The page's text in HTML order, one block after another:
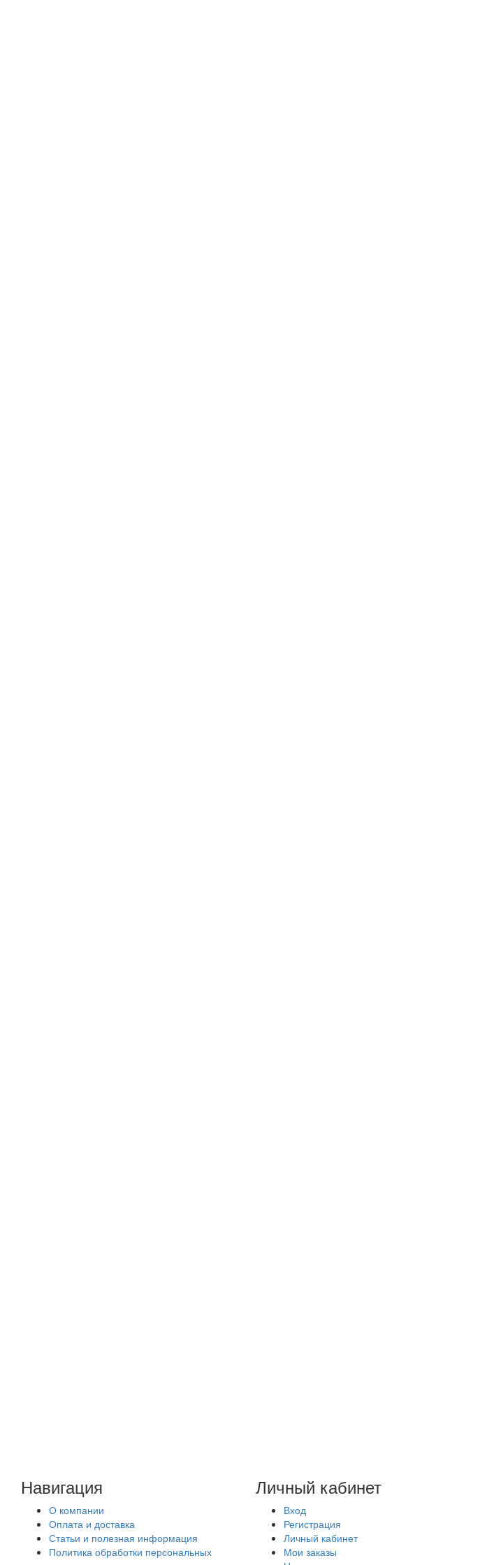
Навигация
О компании
Оплата и доставка
Статьи и полезная информация
Политика обработки персональных
Личный кабинет
Вход
Регистрация
Личный кабинет
Мои заказы